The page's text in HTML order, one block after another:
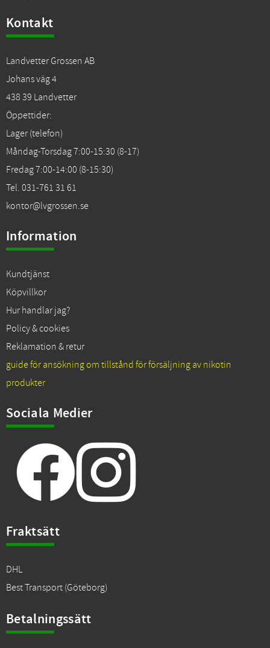
Kontakt
Landvetter Grossen AB
Johans väg 4
438 39 Landvetter
Öppettider:
Lager (telefon)
Måndag-Torsdag 7:00-15:30 (8-17)
Fredag 7:00-14:00 (8-15:30)
Tel. 031-761 31 61
kontor@lvgrossen.se
Information
Kundtjänst
Köpvillkor
Hur handlar jag?
Policy & cookies
Reklamation & retur
guide för ansökning om tillstånd för försäljning av nikotin
produkter
Sociala Medier
Fraktsätt
DHL
Best Transport (Göteborg)
Betalningssätt